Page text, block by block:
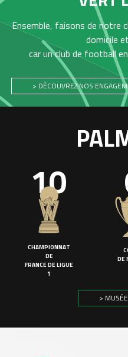
Ensemble, faisons de notre
domicile
car un club de football
> DÉCOUVREZ NOS
10
CHAMPIONNAT
DE
FRANCE DE LIGUE
1
DE
>